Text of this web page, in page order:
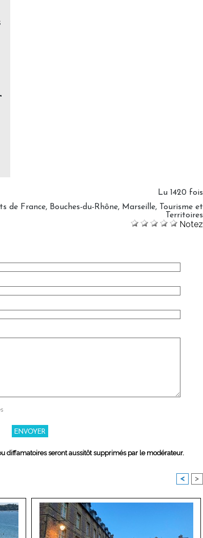
Lu 1420 fois
de France, Bouches-du-Rhône, Marseille,
Tourisme et
Territoires
Notez
diffamatoires seront aussitôt supprimés par le modérateur.
< >